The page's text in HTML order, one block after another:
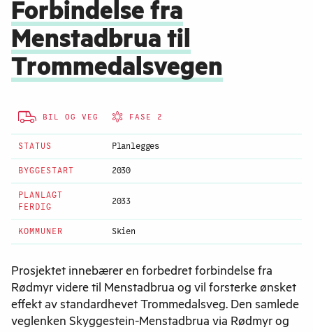
Forbindelse fra
Menstadbrua til
Trommedalsvegen
BIL OG VEG FASE 2
STATUS Planlegges
BYGGESTART 2030
PLANLAGT
FERDIG
2033
KOMMUNER Skien
Prosjektet innebærer en forbedret forbindelse fra
Rødmyr videre til Menstadbrua og vil forsterke ønsket
effekt av standardhevet Trommedalsveg. Den samlede
veglenken Skyggestein-Menstadbrua via Rødmyr og